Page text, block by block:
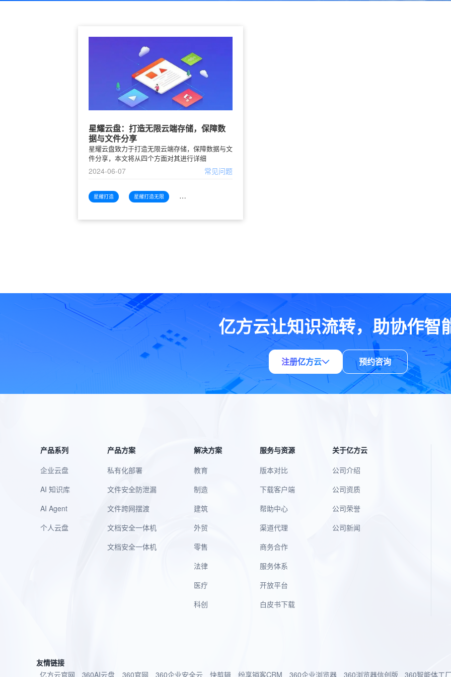
星耀云盘：打造无限云端存储，保障数
据与文件分享
星耀云盘致力于打造无限云端存储，保障数据与文
件分享，本文将从四个方面对其进行详细
2024-06-07 常见问题
星耀打造 星耀打造无限 星耀打造无限云端
亿方云让知识流转，助协作智
注册亿方云 预约咨询
产品系列
企业云盘
AI 知识库
AI Agent
个人云盘
产品方案
私有化部署
文件安全防泄漏
文件跨网摆渡
文档安全一体机
文档安全一体机
解决方案
教育
制造
建筑
外贸
零售
法律
医疗
科创
服务与资源
版本对比
下载客户端
帮助中心
渠道代理
商务合作
服务体系
开放平台
白皮书下载
关于亿方云
公司介绍
公司资质
公司荣誉
公司新闻
友情链接
亿方云官网
360AI云盘 360官网 360企业安全云 快剪辑 纷享销客CRM 360企业浏览器 360浏览器信创版 360智能体工